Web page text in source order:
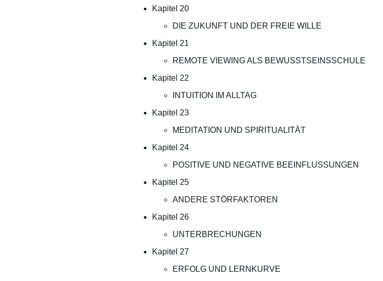
Kapitel 20
DIE ZUKUNFT UND DER FREIE WILLE
Kapitel 21
REMOTE VIEWING ALS BEWUSSTSEINSSCHULE
Kapitel 22
INTUITION IM ALLTAG
Kapitel 23
MEDITATION UND SPIRITUALITÄT
Kapitel 24
POSITIVE UND NEGATIVE BEEINFLUSSUNGEN
Kapitel 25
ANDERE STÖRFAKTOREN
Kapitel 26
UNTERBRECHUNGEN
Kapitel 27
ERFOLG UND LERNKURVE